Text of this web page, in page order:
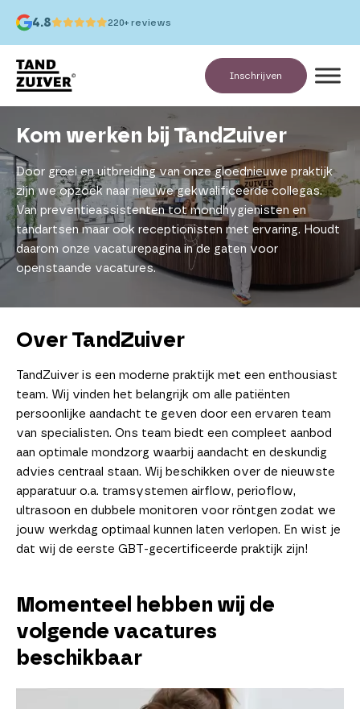
4.8 220+ reviews
Inschrijven
Kom werken bij TandZuiver
Door groei en uitbreiding van onze gloednieuwe praktijk
zijn we opzoek naar nieuwe gekwalificeerde collegas.
Van preventieassistenten tot mondhygienisten en
tandartsen maar ook receptionisten met ervaring. Houdt
daarom onze vacaturepagina in de gaten voor
openstaande vacatures.
Over TandZuiver
TandZuiver is een moderne praktijk met een enthousiast
team. Wij vinden het belangrijk om alle patiënten
persoonlijke aandacht te geven door een ervaren team
van specialisten. Ons team biedt een compleet aanbod
aan optimale mondzorg waarbij aandacht en deskundig
advies centraal staan. Wij beschikken over de nieuwste
apparatuur o.a. tramsystemen airflow, perioflow,
ultrasoon en dubbele monitoren voor röntgen zodat we
jouw werkdag optimaal kunnen laten verlopen. En wist je
dat wij de eerste GBT-gecertificeerde praktijk zijn!
Momenteel hebben wij de
volgende vacatures
beschikbaar